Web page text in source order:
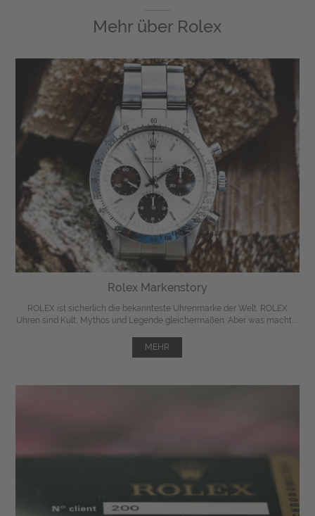
Mehr über Rolex
Rolex Markenstory
ROLEX ist sicherlich die bekannteste Uhrenmarke der Welt. ROLEX
Uhren sind Kult, Mythos und Legende gleichermaßen. Aber was macht ...
MEHR